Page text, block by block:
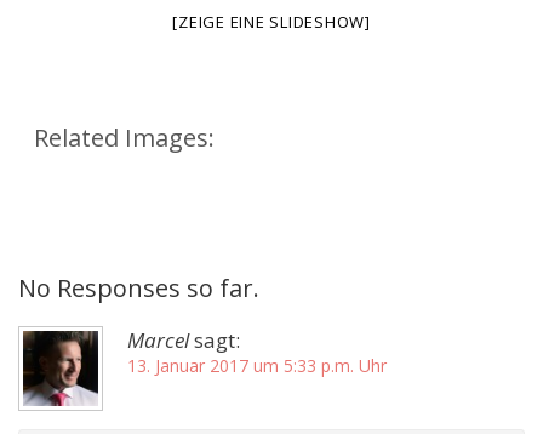
[ZEIGE EINE SLIDESHOW]
Related Images:
No Responses so far.
Marcelsagt:
13. Januar 2017 um 5:33 p.m. Uhr